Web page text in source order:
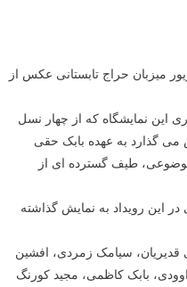
میزبان حراج تابستانی عکس از
این نمایشگاه که از چهار نسل
می گذارد به عهده بابک حقی
طیف گسترده ای از
این رویداد به نمایش گذاشته
قدیریان، سیامک زمردی، افشین
بابک کاظمی، مجید کورنگ